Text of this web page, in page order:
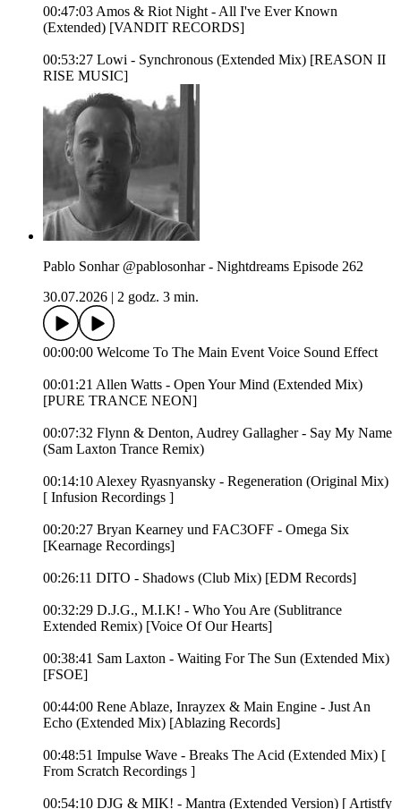
00:47:03 Amos & Riot Night - All I've Ever Known
(Extended) [VANDIT RECORDS]
00:53:27 Lowi - Synchronous (Extended Mix) [REASON II
RISE MUSIC]
Pablo Sonhar @pablosonhar - Nightdreams Episode 262
30.07.2026
2 godz. 3 min.
00:00:00 Welcome To The Main Event Voice Sound Effect
00:01:21 Allen Watts - Open Your Mind (Extended Mix)
[PURE TRANCE NEON]
00:07:32 Flynn & Denton, Audrey Gallagher - Say My Name
(Sam Laxton Trance Remix)
00:14:10 Alexey Ryasnyansky - Regeneration (Original Mix)
[ Infusion Recordings ]
00:20:27 Bryan Kearney und FAC3OFF - Omega Six
[Kearnage Recordings]
00:26:11 DITO - Shadows (Club Mix) [EDM Records]
00:32:29 D.J.G., M.I.K! - Who You Are (Sublitrance
Extended Remix) [Voice Of Our Hearts]
00:38:41 Sam Laxton - Waiting For The Sun (Extended Mix)
[FSOE]
00:44:00 Rene Ablaze, Inrayzex & Main Engine - Just An
Echo (Extended Mix) [Ablazing Records]
00:48:51 Impulse Wave - Breaks The Acid (Extended Mix) [
From Scratch Recordings ]
00:54:10 DJG & MIK! - Mantra (Extended Version) [ Artistfy